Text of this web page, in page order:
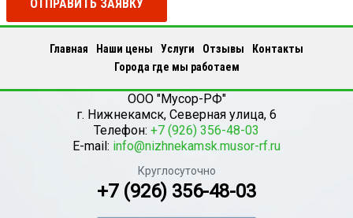
ОТПРАВИТЬ ЗАЯВКУ
Главная Наши цены Услуги Отзывы
Контакты
Города где мы работаем
ООО "Мусор-РФ"
г. Нижнекамск, Северная улица, 6
Телефон: +7 (926) 356-48-03
E-mail: info@nizhnekamsk.musor-rf.ru
Круглосуточно
+7 (926) 356-48-03